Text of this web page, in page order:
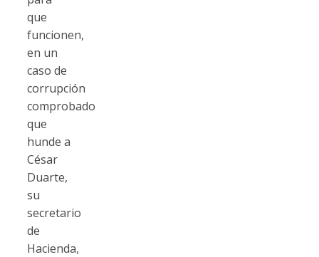
que
funcionen,
en un
caso de
corrupción
comprobado
que
hunde a
César
Duarte,
su
secretario
de
Hacienda,